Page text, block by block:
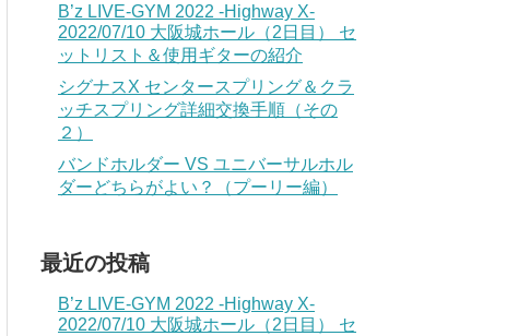
B’z LIVE-GYM 2022 -Highway X-
2022/07/10 大阪城ホール（2日目） セ
ットリスト＆使用ギターの紹介
シグナスX センタースプリング＆クラ
ッチスプリング詳細交換手順（その
２）
バンドホルダー VS ユニバーサルホル
ダーどちらがよい？（プーリー編）
最近の投稿
B’z LIVE-GYM 2022 -Highway X-
2022/07/10 大阪城ホール（2日目） セ